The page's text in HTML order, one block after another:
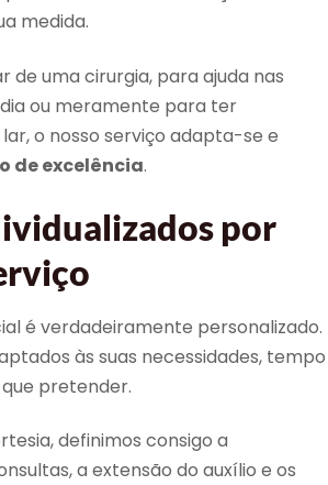
medida.
de uma cirurgia, para ajuda nas
ou meramente para ter
o nosso serviço adapta-se e
de excelência.
por
é verdadeiramente personalizado.
às suas necessidades, tempo
pretender.
definimos consigo a
a extensão do auxílio e os